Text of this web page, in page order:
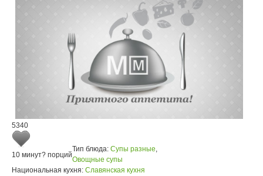
5340
10 минут? порций
Тип блюда: Супы разные,
Овощные супы
Национальная кухня: Славянская кухня